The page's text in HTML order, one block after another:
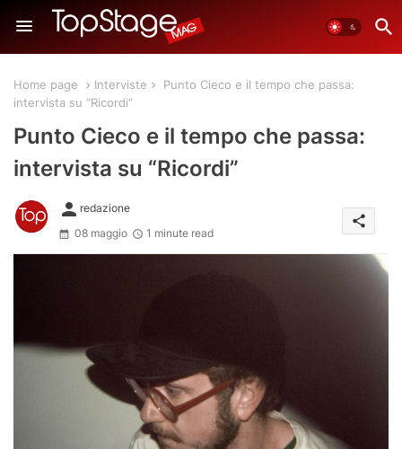
Home page Interviste
Punto Cieco e il tempo che passa:
intervista su “Ricordi”
Punto Cieco e il tempo che passa:
intervista su “Ricordi”
person redazione
08 maggio
1 minute read
share